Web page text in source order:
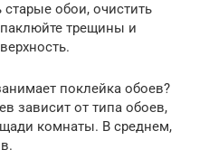
обои, очистить
трещины и
поклейка обоев?
зависит от типа обоев,
комнаты. В среднем,